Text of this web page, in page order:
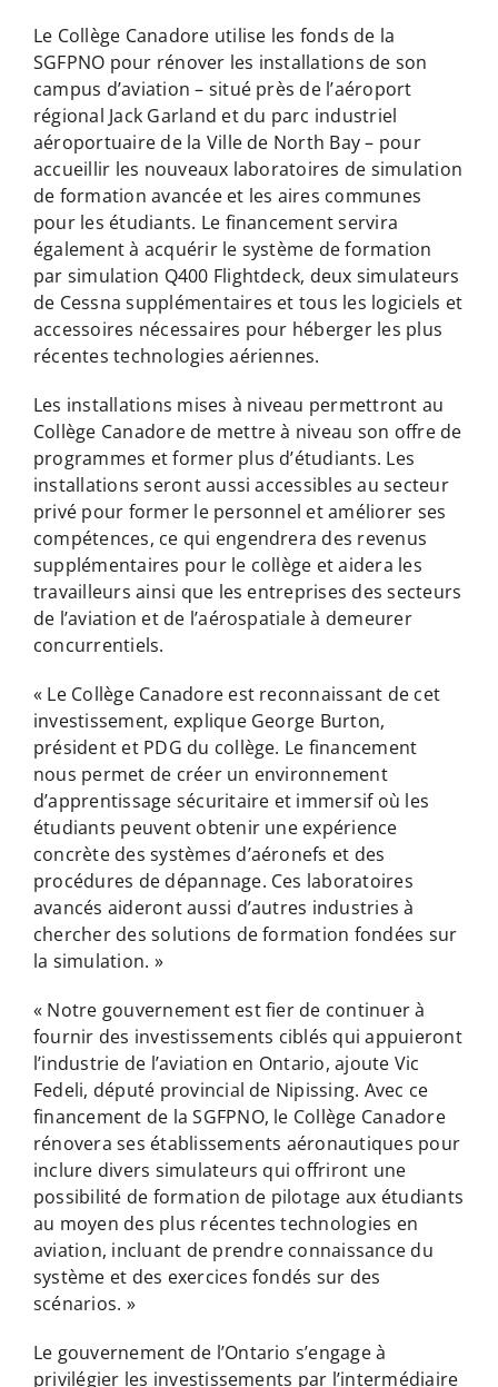
Le Collège Canadore utilise les fonds de la
SGFPNO pour rénover les installations de son
campus d’aviation – situé près de l’aéroport
régional Jack Garland et du parc industriel
aéroportuaire de la Ville de North Bay – pour
accueillir les nouveaux laboratoires de simulation
de formation avancée et les aires communes
pour les étudiants. Le financement servira
également à acquérir le système de formation
par simulation Q400 Flightdeck, deux simulateurs
de Cessna supplémentaires et tous les logiciels et
accessoires nécessaires pour héberger les plus
récentes technologies aériennes.
Les installations mises à niveau permettront au
Collège Canadore de mettre à niveau son offre de
programmes et former plus d’étudiants. Les
installations seront aussi accessibles au secteur
privé pour former le personnel et améliorer ses
compétences, ce qui engendrera des revenus
supplémentaires pour le collège et aidera les
travailleurs ainsi que les entreprises des secteurs
de l’aviation et de l’aérospatiale à demeurer
concurrentiels.
« Le Collège Canadore est reconnaissant de cet
investissement, explique George Burton,
président et PDG du collège. Le financement
nous permet de créer un environnement
d’apprentissage sécuritaire et immersif où les
étudiants peuvent obtenir une expérience
concrète des systèmes d’aéronefs et des
procédures de dépannage. Ces laboratoires
avancés aideront aussi d’autres industries à
chercher des solutions de formation fondées sur
la simulation. »
« Notre gouvernement est fier de continuer à
fournir des investissements ciblés qui appuieront
l’industrie de l’aviation en Ontario, ajoute Vic
Fedeli, député provincial de Nipissing. Avec ce
financement de la SGFPNO, le Collège Canadore
rénovera ses établissements aéronautiques pour
inclure divers simulateurs qui offriront une
possibilité de formation de pilotage aux étudiants
au moyen des plus récentes technologies en
aviation, incluant de prendre connaissance du
système et des exercices fondés sur des
scénarios. »
Le gouvernement de l’Ontario s’engage à
privilégier les investissements par l’intermédiaire